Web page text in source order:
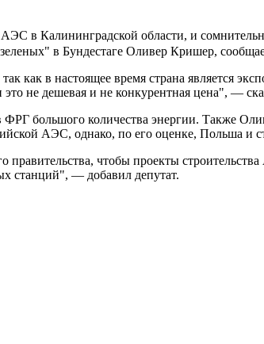
в Калининградской области, и
в Бундестаге Оливер Кришер,
как в настоящее время страна является
не дешевая и не конкурентная цена", —
большого количества энергии. Также
АЭС, однако, по его оценке, Польша и
чтобы проекты
станций", — добавил депутат.